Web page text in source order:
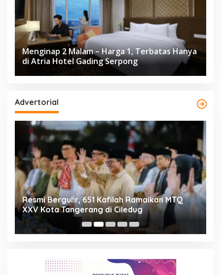
Menginap 2 Malam – Harga 1, Terbatas Hanya
di Atria Hotel Gading Serpong
Advertorial
Resmi Bergulir, 651 Kafilah Ramaikan MTQ
XXV Kota Tangerang di Ciledug